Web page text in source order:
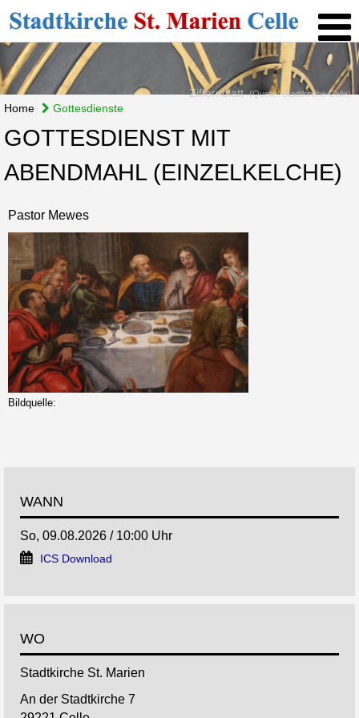
Ziffernblatt (Quelle: Stadtkirche Celle)
Home Gottesdienste
GOTTESDIENST MIT
ABENDMAHL (EINZELKELCHE)
Pastor Mewes
Bildquelle:
WANN
So, 09.08.2026 / 10:00 Uhr
ICS Download
WO
Stadtkirche St. Marien
An der Stadtkirche 7